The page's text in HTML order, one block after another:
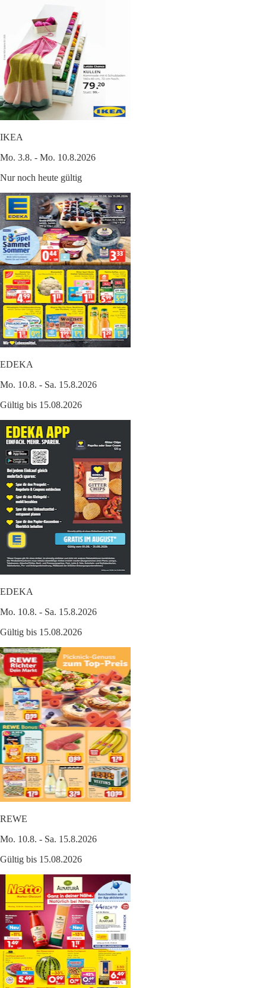
IKEA
Mo. 3.8. - Mo. 10.8.2026
Nur noch heute gültig
EDEKA
Mo. 10.8. - Sa. 15.8.2026
Gültig bis 15.08.2026
EDEKA
Mo. 10.8. - Sa. 15.8.2026
Gültig bis 15.08.2026
REWE
Mo. 10.8. - Sa. 15.8.2026
Gültig bis 15.08.2026